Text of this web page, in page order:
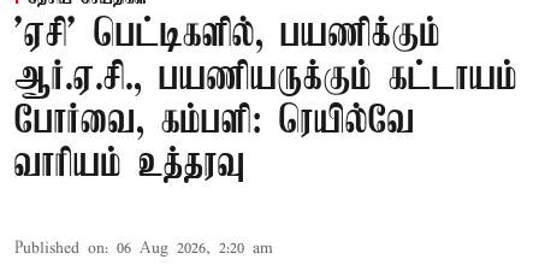
'ஏசி' பெட்டிகளில், பயணிக்கும்
ஆர்.ஏ.சி., பயணியருக்கும் கட்டாயம்
போர்வை, கம்பளி: ரெயில்வே
வாரியம் உத்தரவு
Published on: 06 Aug 2026, 2:20 am